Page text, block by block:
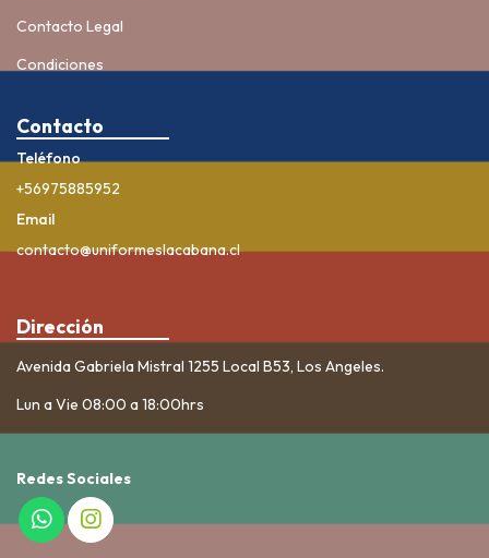
Contacto Legal
Condiciones
Contacto
Teléfono
+56975885952
Email
contacto@uniformeslacabana.cl
Dirección
Avenida Gabriela Mistral 1255 Local B53, Los Angeles.
Lun a Vie 08:00 a 18:00hrs
Redes Sociales